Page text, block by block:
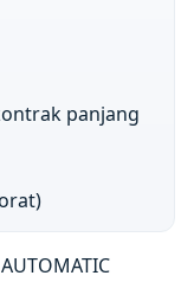
panjang
AUTOMATIC